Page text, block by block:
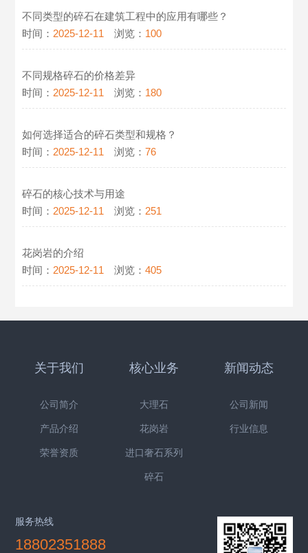
不同类型的碎石在建筑工程中的应用有哪些？
时间： 2025-12-11 浏览： 100
不同规格碎石的价格差异
时间： 2025-12-11 浏览： 180
如何选择适合的碎石类型和规格？
时间： 2025-12-11 浏览：76
碎石的核心技术与用途
时间： 2025-12-11 浏览： 251
花岗岩的介绍
时间： 2025-12-11 浏览：405
关于我们
公司简介
产品介绍
荣誉资质
核心业务
大理石
花岗岩
进口奢石系列
碎石
新闻动态
公司新闻
行业信息
服务热线
18802351888